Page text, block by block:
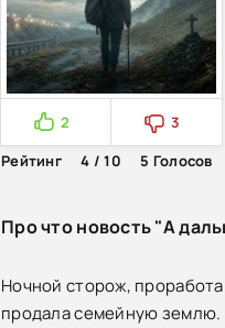
2
3
Рейтинг
4 / 10 5 Голосов
Про что новость "А
Ночной сторож,
продала семейную землю.